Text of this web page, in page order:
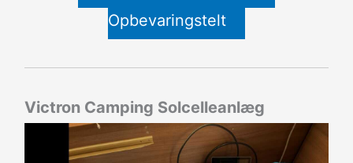
Opbevaringstelt
Victron Camping Solcelleanlæg